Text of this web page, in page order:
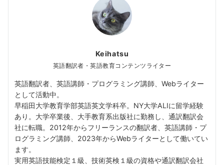
Keihatsu
英語翻訳者・英語教育コンテンツライター
英語翻訳者、英語講師・プログラミング講師、Webライター
として活動中。
早稲田大学教育学部英語英文学科卒。NY大学ALIに留学経験
あり。大学卒業後、大手教育系出版社に勤務し、通訳翻訳会
社に転職。2012年からフリーランスの翻訳者、英語講師・プ
ログラミング講師、2023年からWebライターとして働いてい
ます。
実用英語技能検定１級、技術英検１級の資格や通訳翻訳会社